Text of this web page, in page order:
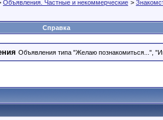
Объявления. Частные и некоммерческие >
Справка
Объявления типа "Желаю познакомиться...",